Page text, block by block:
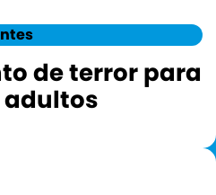
de terror para
adultos